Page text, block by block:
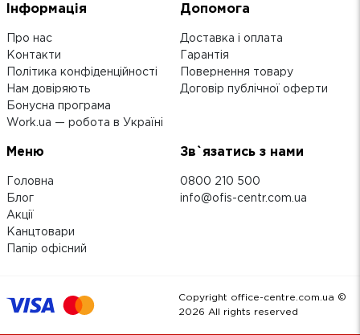
Інформація
Про нас
Контакти
Політика конфіденційності
Нам довіряють
Бонусна програма
Work.ua — робота в Україні
Допомога
Доставка і оплата
Гарантія
Повернення товару
Договір публічної оферти
Меню
Головна
Блог
Акції
Канцтовари
Папір офісний
Зв`язатись з нами
0800 210 500
info@ofis-centr.com.ua
Copyright office-centre.com.ua ©
2026 All rights reserved